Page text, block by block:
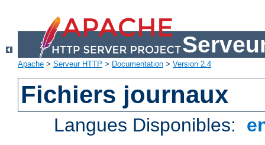
Apache > Serveur HTTP > Documentation > Version 2.4
Fichiers journaux
Langues Disponibles: